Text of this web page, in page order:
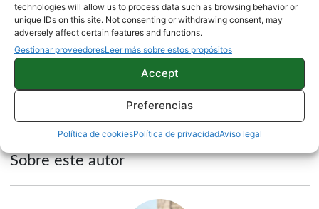
technologies will allow us to process data such as browsing behavior or
unique IDs on this site. Not consenting or withdrawing consent, may
adversely affect certain features and functions.
Gestionar proveedoresLeer más sobre estos propósitos
Accept
Preferencias
Política de cookiesPolítica de privacidadAviso legal
Vía | El Androide Libre
Fuente | Reddit
NOTICIAS
Sobre este autor